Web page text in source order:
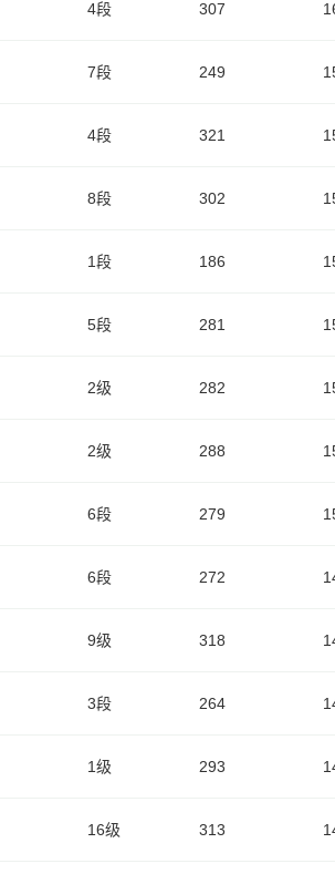
4段 307
7段 249
4段 321
8段 302
1段 186
5段 281
2级 282
2级 288
6段 279
6段 272
9级 318
3段 264
1级 293
16级 313